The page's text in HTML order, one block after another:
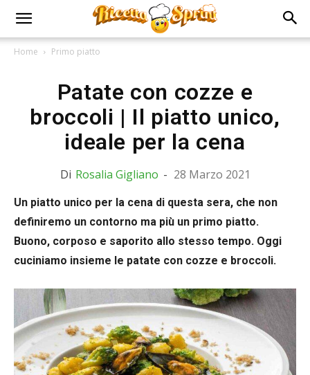
Home Primo piatto
Patate con cozze e
broccoli | Il piatto unico,
ideale per la cena
Di Rosalia Gigliano - 28 Marzo 2021
Un piatto unico per la cena di questa sera, che non
definiremo un contorno ma più un primo piatto.
Buono, corposo e saporito allo stesso tempo. Oggi
cuciniamo insieme le patate con cozze e broccoli.